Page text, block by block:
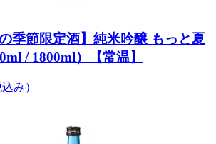
の季節限定酒】純米吟醸 もっと夏
/ 1800ml）【常温】
込み）